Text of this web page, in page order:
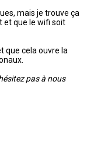
mais je trouve ça
et que le wifi soit
que cela ouvre la
pas à nous